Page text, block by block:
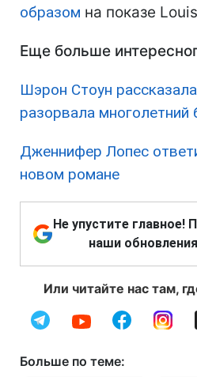
образом на показе
Еще больше
Шэрон Стоун
разорвала многолетний
Дженнифер Лопес
новом романе
Не упустите главное!
наши
Или читайте нас там,
Больше по теме: